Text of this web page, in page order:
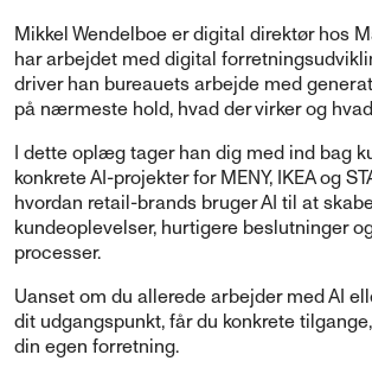
Mikkel Wendelboe er digital direktør hos
har arbejdet med digital
driver han bureauets arbejde med
på nærmeste hold, hvad der virker og
I dette oplæg tager han dig med ind bag
konkrete AI-projekter for MENY, IKEA og
hvordan retail-brands bruger AI til at
kundeoplevelser, hurtigere beslutninger
processer.
Uanset om du allerede arbejder med AI
dit udgangspunkt, får du konkrete
din egen forretning.